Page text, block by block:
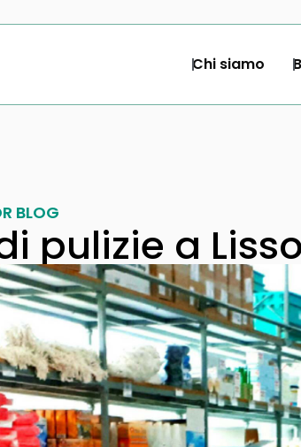
Chi siamo
BLOG
pulizie a